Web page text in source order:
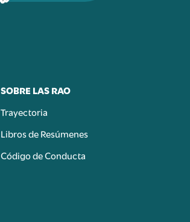
SOBRE LAS RAO
Trayectoria
Libros de Resúmenes
Código de Conducta